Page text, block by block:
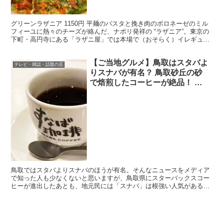
グリーンラザニア 1150円 平麺のパスタと挽き肉のボロネーゼのミル
フィーユに熱々のチーズが絡んだ、ナポリ発祥の “ラザニア”。東京の
下町・高円寺にある「ラザニ屋」では本場で（おそらく）イレギュラ
テレビ・雑誌・話題の店
【ご当地グルメ】鳥取はスタバよ
りスナバが有名？ 鳥取砂丘の砂
で焙煎したコーヒーが絶品！ す
鳥取ではスタバよりスナバのほうが有名。そんなニュースをメディア
で知った人も少なくないと思いますが、鳥取県にスターバックスコー
ヒーが進出したあとも、地元民には「スナバ」は根強い人気があるよ